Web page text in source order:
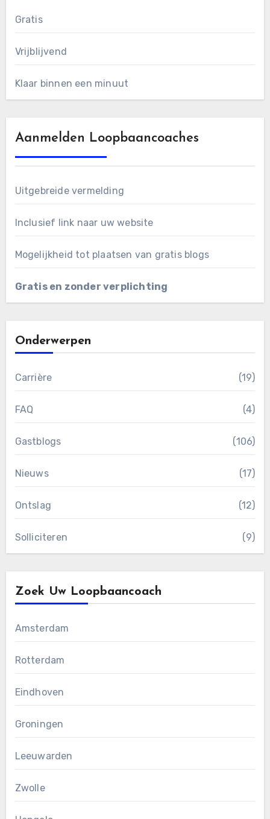
Gratis
Vrijblijvend
Klaar binnen een minuut
Aanmelden Loopbaancoaches
Uitgebreide vermelding
Inclusief link naar uw website
Mogelijkheid tot plaatsen van gratis blogs
Gratis en zonder verplichting
Onderwerpen
Carrière (19)
FAQ (4)
Gastblogs (106)
Nieuws (17)
Ontslag (12)
Solliciteren (9)
Zoek Uw Loopbaancoach
Amsterdam
Rotterdam
Eindhoven
Groningen
Leeuwarden
Zwolle